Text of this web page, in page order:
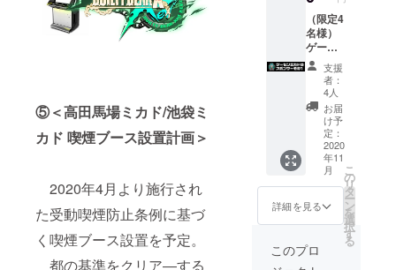
⑤＜高田馬場ミカド/池袋ミ
カド 喫煙ブース設置計画＞
2020年4月より施行され
た受動喫煙防止条例に基づ
く喫煙ブース設置を予定。
都の基準をクリア―する
※掲示
物サイ
ズはA2
～A3以
内で作
成致し
ます。
※スポ
ンサー
規約は
別途設
す。
※画像
掲示の
場合
宿
Naked
Loft
〒
169-
0073 東
京都新
宿区百
人町１
丁目５
−１ ※コ
ロナウ
イルス
の影響
い場合
は、“高
業中の
出来事
からク
ラウド
ファン
ディン
グを始
めるに
至った
経緯な
ど、盛
沢山の
内容
で、皆
様を楽
しませ
てくれ
ます。
予定会
（限定4
名様）
ゲーセ
ンミカ
ドでは
「ゲー
センミ
カド別
館in白
鳥プラ
ザ」を
開店さ
せる為
に、ス
ポン
サー枠
を設け
まし
支援
者：
4人
お届
け予
定：
2020
年11
月
詳細を見る
こ
の
リ
タ
ー
ン
を
選
択
す
る
このプロ